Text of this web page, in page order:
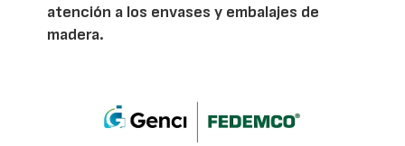
atención a los envases y embalajes de
madera.